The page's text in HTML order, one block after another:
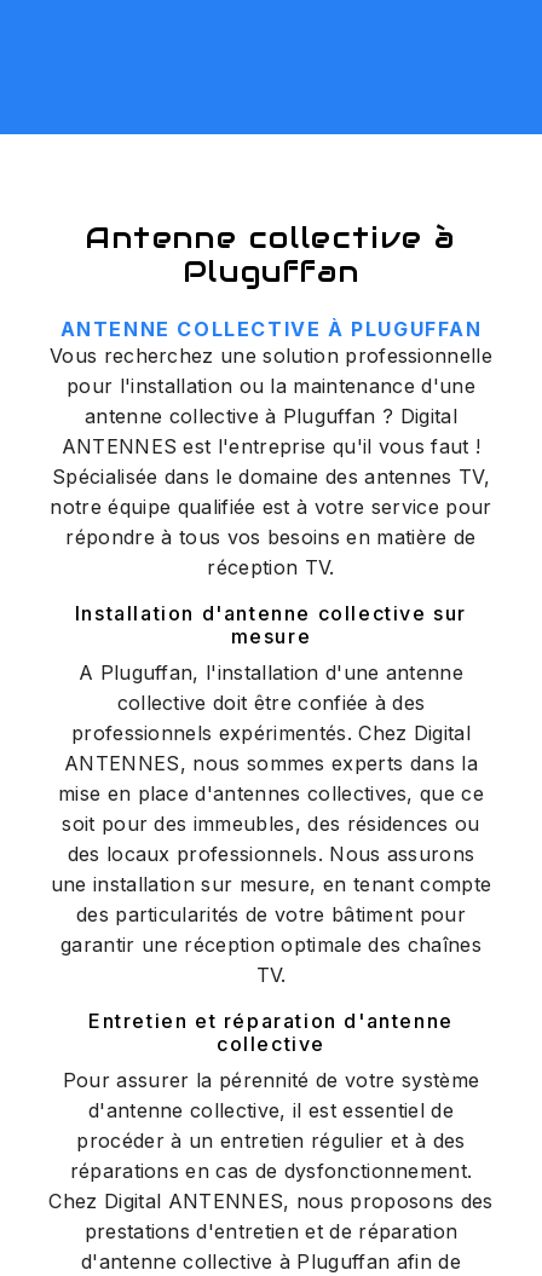
Antenne collective à
Pluguffan
ANTENNE COLLECTIVE À PLUGUFFAN
Vous recherchez une solution professionnelle
pour l'installation ou la maintenance d'une
antenne collective à Pluguffan ? Digital
ANTENNES est l'entreprise qu'il vous faut !
Spécialisée dans le domaine des antennes TV,
notre équipe qualifiée est à votre service pour
répondre à tous vos besoins en matière de
réception TV.
Installation d'antenne collective sur
mesure
A Pluguffan, l'installation d'une antenne
collective doit être confiée à des
professionnels expérimentés. Chez Digital
ANTENNES, nous sommes experts dans la
mise en place d'antennes collectives, que ce
soit pour des immeubles, des résidences ou
des locaux professionnels. Nous assurons
une installation sur mesure, en tenant compte
des particularités de votre bâtiment pour
garantir une réception optimale des chaînes
TV.
Entretien et réparation d'antenne
collective
Pour assurer la pérennité de votre système
d'antenne collective, il est essentiel de
procéder à un entretien régulier et à des
réparations en cas de dysfonctionnement.
Chez Digital ANTENNES, nous proposons des
prestations d'entretien et de réparation
d'antenne collective à Pluguffan afin de